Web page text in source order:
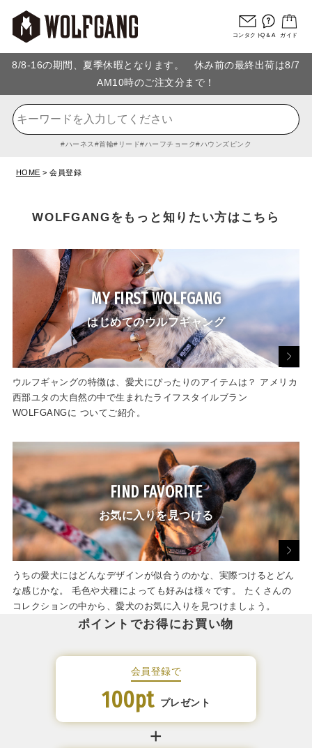
コンタクトQ＆A ガイド
8/8-16の期間、夏季休暇となります。 休み前の最終出荷は8/7
AM10時のご注文分まで！
ハーネス 首輪 リード ハーフチョーク ハウンズピンク
HOME 会員登録
WOLFGANGをもっと知りたい方はこちら
MY FIRST WOLFGANG
はじめてのウルフギャング
ウルフギャングの特徴は、愛犬にぴったりのアイテムは？ アメリカ
西部ユタの大自然の中で生まれたライフスタイルブラン
WOLFGANGに ついてご紹介。
FIND FAVORITE
お気に入りを見つける
うちの愛犬にはどんなデザインが似合うのかな、実際つけるとどん
な感じかな。 毛色や犬種によっても好みは様々です。 たくさんの
コレクションの中から、愛犬のお気に入りを見つけましょう。
ポイントでお得にお買い物
会員登録で
100pt プレゼント